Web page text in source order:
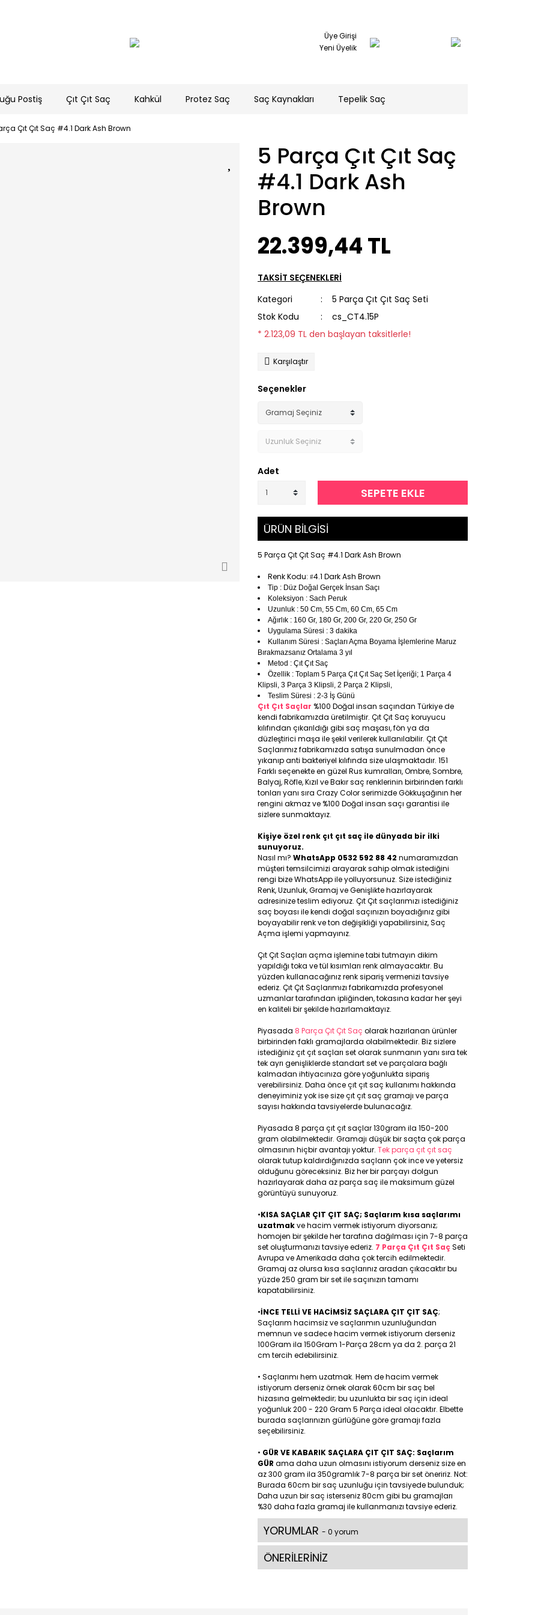
Üye Girişi
Yeni Üyelik
Postiş Çıt Çıt Saç Kahkül Protez Saç Saç Kaynakları Tepelik Saç
Çıt Çıt Saç #4.1 Dark Ash Brown
5 Parça Çıt Çıt Saç
#4.1 Dark Ash
Brown
22.399,44 TL
TAKSİT SEÇENEKLERİ
Kategori
5 Parça Çıt Çıt Saç Seti
Stok Kodu
cs_CT4.15P
* 2.123,09 TL den başlayan taksitlerle!
Karşılaştır
Seçenekler
Adet
SEPETE EKLE
ÜRÜN BİLGİSİ
5 Parça Çıt Çıt Saç #4.1 Dark Ash Brown
Renk Kodu: #4.1 Dark Ash Brown
Tip : Düz Doğal Gerçek İnsan Saçı
Koleksiyon : Sach Peruk
Uzunluk : 50 Cm, 55 Cm, 60 Cm, 65 Cm
Ağırlık : 160 Gr, 180 Gr, 200 Gr, 220 Gr, 250 Gr
Uygulama Süresi : 3 dakika
Kullanım Süresi : Saçları Açma Boyama İşlemlerine Maruz
Bırakmazsanız Ortalama 3 yıl
Metod : Çıt Çıt Saç
Özellik : Toplam 5 Parça Çıt Çıt Saç Set İçeriği; 1 Parça 4
Klipsli, 3 Parça 3 Klipsli, 2 Parça 2 Klipsli,
Teslim Süresi : 2-3 İş Günü
Çıt Çıt Saçlar %100 Doğal insan saçından Türkiye de
kendi fabrikamızda üretilmiştir. Çıt Çıt Saç koruyucu
kılıfından çıkarıldığı gibi saç maşası, fön ya da
düzleştirici maşa ile şekil verilerek kullanılabilir. Çıt Çıt
Saçlarımız fabrikamızda satışa sunulmadan önce
yıkanıp anti bakteriyel kılıfında size ulaşmaktadır. 151
Farklı seçenekte en güzel Rus kumralları, Ombre, Sombre,
Balyaj, Röfle, Kızıl ve Bakır saç renklerinin birbirinden farklı
tonları yanı sıra Crazy Color serimizde Gökkuşağının her
rengini akmaz ve %100 Doğal insan saçı garantisi ile
sizlere sunmaktayız.
Kişiye özel renk çıt çıt saç ile dünyada bir ilki
sunuyoruz.
Nasıl mı? WhatsApp 0532 592 88 42 numaramızdan
müşteri temsilcimizi arayarak sahip olmak istediğini
rengi bize WhatsApp ile yolluyorsunuz. Size istediğiniz
Renk, Uzunluk, Gramaj ve Genişlikte hazırlayarak
adresinize teslim ediyoruz. Çıt Çıt saçlarımızı istediğiniz
saç boyası ile kendi doğal saçınızın boyadığınız gibi
boyayabilir renk ve ton değişikliği yapabilirsiniz, Saç
Açma işlemi yapmayınız.
Çıt Çıt Saçları açma işlemine tabi tutmayın dikim
yapıldığı toka ve tül kısımları renk almayacaktır. Bu
yüzden kullanacağınız renk sipariş vermenizi tavsiye
ederiz. Çıt Çıt Saçlarımızı fabrikamızda profesyonel
uzmanlar tarafından ipliğinden, tokasına kadar her şeyi
en kaliteli bir şekilde hazırlamaktayız.
Piyasada 8 Parça Çıt Çıt Saç olarak hazırlanan ürünler
birbirinden faklı gramajlarda olabilmektedir. Biz sizlere
istediğiniz çıt çıt saçları set olarak sunmanın yanı sıra tek
tek ayrı genişliklerde standart set ve parçalara bağlı
kalmadan ihtiyacınıza göre yoğunlukta sipariş
verebilirsiniz. Daha önce çıt çıt saç kullanımı hakkında
deneyiminiz yok ise size çıt çıt saç gramajı ve parça
sayısı hakkında tavsiyelerde bulunacağız.
Piyasada 8 parça çıt çıt saçlar 130gram ila 150-200
gram olabilmektedir. Gramajı düşük bir saçta çok parça
olmasının hiçbir avantajı yoktur. Tek parça çıt çıt saç
olarak tutup kaldırdığınızda saçların çok ince ve yetersiz
olduğunu göreceksiniz. Biz her bir parçayı dolgun
hazırlayarak daha az parça saç ile maksimum güzel
görüntüyü sunuyoruz.
•KISA SAÇLAR ÇIT ÇIT SAÇ; Saçlarım kısa saçlarımı
uzatmakve hacim vermek istiyorum diyorsanız;
homojen bir şekilde her tarafına dağılması için 7-8 parça
set oluşturmanızı tavsiye ederiz. 7 Parça Çıt Çıt SaçSeti
Avrupa ve Amerikada daha çok tercih edilmektedir.
Gramaj az olursa kısa saçlarınız aradan çıkacaktır bu
yüzde 250 gram bir set ile saçınızın tamamı
kapatabilirsiniz.
•İNCE TELLİ VE HACİMSİZ SAÇLARA ÇIT ÇIT SAÇ;
Saçlarım hacimsiz ve saçlarımın uzunluğundan
memnun ve sadece hacim vermek istiyorum derseniz
100Gram ila 150Gram 1-Parça 28cm ya da 2. parça 21
cm tercih edebilirsiniz.
• Saçlarımı hem uzatmak. Hem de hacim vermek
istiyorum derseniz örnek olarak 60cm bir saç bel
hizasına gelmektedir; bu uzunlukta bir saç için ideal
yoğunluk 200 - 220 Gram 5 Parça ideal olacaktır. Elbette
burada saçlarınızın gürlüğüne göre gramajı fazla
seçebilirsiniz.
• GÜR VE KABARIK SAÇLARA ÇIT ÇIT SAÇ: Saçlarım
GÜR ama daha uzun olmasını istiyorum derseniz size en
az 300 gram ila 350gramlık 7-8 parça bir set öneririz. Not:
Burada 60cm bir saç uzunluğu için tavsiyede bulunduk;
Daha uzun bir saç isterseniz 80cm gibi bu gramajları
%30 daha fazla gramaj ile kullanmanızı tavsiye ederiz.
YORUMLAR - 0 yorum
ÖNERİLERİNİZ